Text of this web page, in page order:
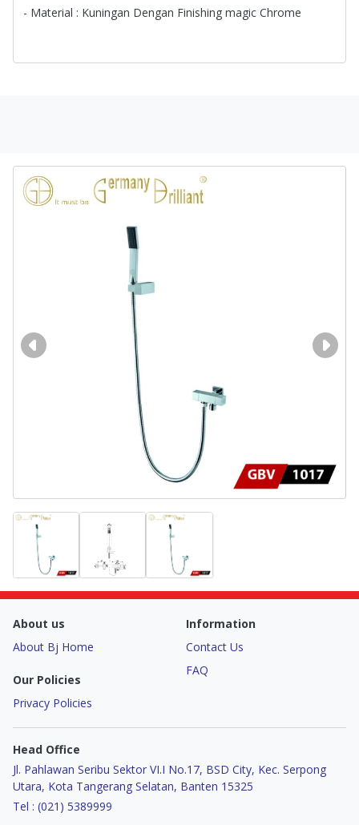
- Material : Kuningan Dengan Finishing magic Chrome
About us
About Bj Home
Our Policies
Privacy Policies
Information
Contact Us
FAQ
Head Office
Jl. Pahlawan Seribu Sektor VI.I No.17, BSD City, Kec. Serpong
Utara, Kota Tangerang Selatan, Banten 15325
Tel : (021) 5389999